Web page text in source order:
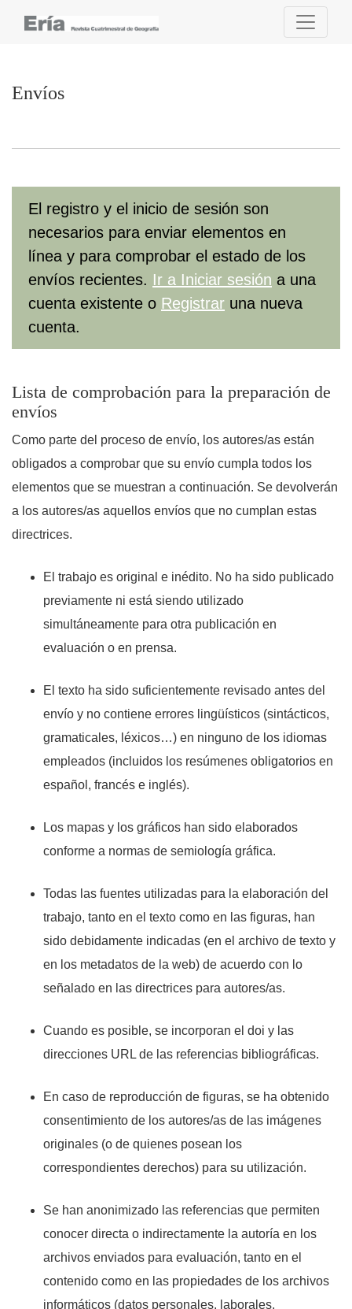
Envíos
El registro y el inicio de sesión son
necesarios para enviar elementos en
línea y para comprobar el estado de los
envíos recientes. Ir a Iniciar sesión a una
cuenta existente o Registrar una nueva
cuenta.
Lista de comprobación para la preparación de
envíos
Como parte del proceso de envío, los autores/as están
obligados a comprobar que su envío cumpla todos los
elementos que se muestran a continuación. Se devolverán
a los autores/as aquellos envíos que no cumplan estas
directrices.
El trabajo es original e inédito. No ha sido publicado
previamente ni está siendo utilizado
simultáneamente para otra publicación en
evaluación o en prensa.
El texto ha sido suficientemente revisado antes del
envío y no contiene errores lingüísticos (sintácticos,
gramaticales, léxicos…) en ninguno de los idiomas
empleados (incluidos los resúmenes obligatorios en
español, francés e inglés).
Los mapas y los gráficos han sido elaborados
conforme a normas de semiología gráfica.
Todas las fuentes utilizadas para la elaboración del
trabajo, tanto en el texto como en las figuras, han
sido debidamente indicadas (en el archivo de texto y
en los metadatos de la web) de acuerdo con lo
señalado en las directrices para autores/as.
Cuando es posible, se incorporan el doi y las
direcciones URL de las referencias bibliográficas.
En caso de reproducción de figuras, se ha obtenido
consentimiento de los autores/as de las imágenes
originales (o de quienes posean los
correspondientes derechos) para su utilización.
Se han anonimizado las referencias que permiten
conocer directa o indirectamente la autoría en los
archivos enviados para evaluación, tanto en el
contenido como en las propiedades de los archivos
informáticos (datos personales, laborales,